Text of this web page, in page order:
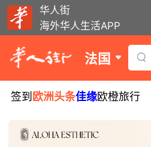
华人街
海外华人生活APP
法国
签到 欧洲头条佳缘欧橙旅行